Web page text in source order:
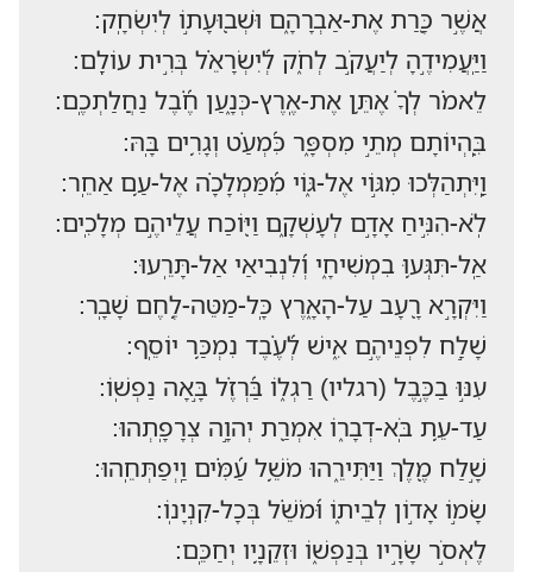
אֲשֶׁ֣ר כָּ֭רַת אֶת-אַבְרָהָ֑ם וּשְׁב֖וּעָת֣וֹ לְיִשְׂחָֽק:
וַיַּֽעֲמִידֶ֣הָ לְיַעֲקֹ֣ב לְחֹ֑ק לְ֝יִשְׂרָאֵ֗ל בְּרִ֣ית עוֹלָֽם:
לֵאמֹ֗ר לְךָ֗ אֶתֵּ֥ן אֶת-אֶֽרֶץ-כְּנָ֑עַן חֶ֝֗בֶל נַחֲלַתְכֶֽם:
בִּֽ֭הְיוֹתָם מְתֵ֣י מִסְפָּ֑ר כִּ֝מְעַ֗ט וְגָרִ֥ים בָּֽהּ:
וַֽ֭יִּתְהַלְּכוּ מִגּ֣וֹי אֶל-גּ֑וֹי מִ֝מַּמְלָכָ֗ה אֶל-עַ֥ם אַחֵֽר:
לֹֽא-הִנִּ֣יחַ אָדָ֣ם לְעָשְׁקָ֑ם וַיּ֖וֹכַח עֲלֵיהֶ֣ם מְלָכִֽים:
אַֽל-תִּגְּע֥וּ בִמְשִׁיחָ֑י וְ֝לִנְבִיאַי אַל-תָּרֵֽעוּ:
וַיִּקְרָ֣א רָ֭עָב עַל-הָאָ֑רֶץ כָּֽל-מַטֵּה-לֶ֥חֶם שָׁבָֽר:
שָׁלַ֣ח לִפְנֵיהֶ֣ם אִ֑ישׁ לְ֝עֶ֗בֶד נִמְכַּ֥ר יוֹסֵֽף:
עִנּ֣וּ בַכֶּ֣בֶל (רגליו) רַגְל֑וֹ בַּ֝רְזֶ֗ל בָּ֣אָה נַפְשֽׁוֹ:
עַד-עֵ֥ת בֹּֽא-דְבָר֑וֹ אִמְרַ֖ת יְהוָ֣ה צְרָפָֽתְהוּ:
שָׁ֣לַח מֶ֭לֶךְ וַיַּתִּירֵ֑הוּ מֹשֵׁ֥ל עַ֝מִּ֗ים וַֽיְפַתְּחֵֽהוּ:
שָׂמ֣וֹ אָד֣וֹן לְבֵית֑וֹ וּ֝מֹשֵׁ֗ל בְּכָל-קִנְיָנֽוֹ:
לֶאְסֹ֣ר שָׂרָ֣יו בְּנַפְשׁ֑וֹ וּזְקֵנָ֥יו יְחַכֵּֽם: